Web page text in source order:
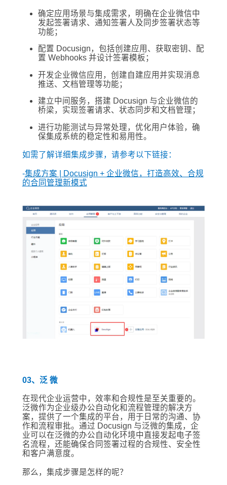
确定应用场景与集成需求，明确在企业微信中
发起签署请求、通知签署人及同步签署状态等
功能；
配置 Docusign，包括创建应用、获取密钥、配
置 Webhooks 并设计签署模板；
开发企业微信应用，创建自建应用并实现消息
推送、文档管理等功能；
建立中间服务，搭建 Docusign 与企业微信的
桥梁，实现签署请求、状态同步和文档管理；
进行功能测试与异常处理，优化用户体验，确
保集成系统的稳定性和易用性。
如需了解详细集成步骤，请参考以下链接：
-集成方案 | Docusign + 企业微信，打造高效、合规
的合同管理新模式
03、泛 微
在现代企业运营中，效率和合规性是至关重要的。
泛微作为企业级办公自动化和流程管理的解决方
案，提供了一个集成的平台，用于日常的沟通、协
作和流程审批。通过 Docusign 与泛微的集成，企
业可以在泛微的办公自动化环境中直接发起电子签
名流程，还能确保合同签署过程的合规性、安全性
和客户满意度。
那么，集成步骤是怎样的呢？